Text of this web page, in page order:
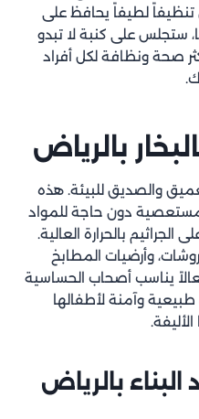
لطيفاً يحافظ على
ستجلس على كنبة لا تبدو
صحة ونظافة لكل أفراد
بالرياض
والصديق للبيئة. هذه
دون حاجة للمواد
بالحرارة العالية.
وأرضيات المطابخ
يناسب أصحاب الحساسية
وآمنة لأطفالها
بالرياض